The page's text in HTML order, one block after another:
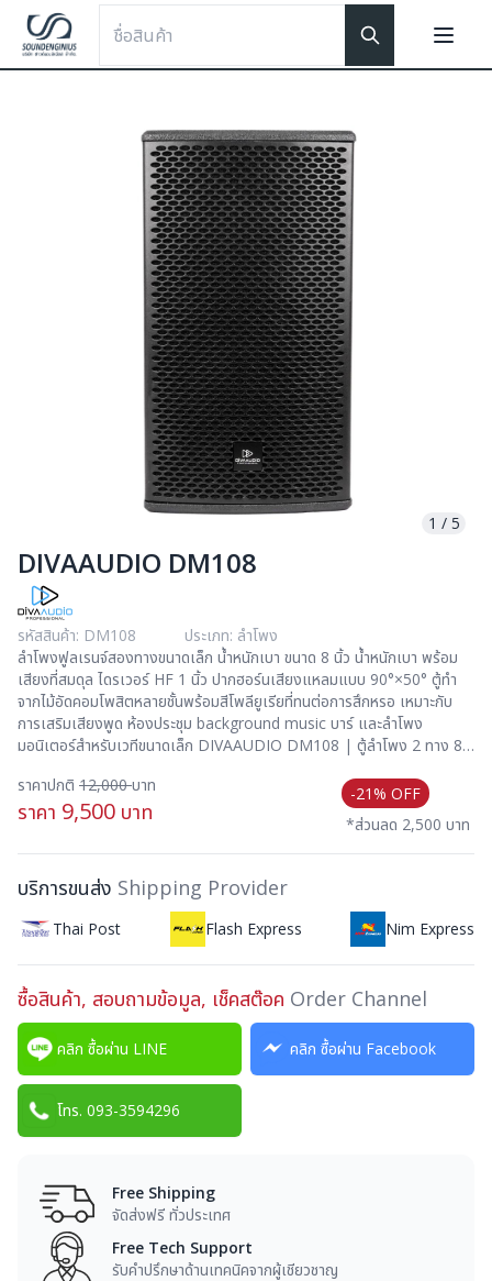
1 / 5
DIVAAUDIO DM108
รหัสสินค้า: DM108
ประเภท: ลำโพง
ลำโพงฟูลเรนจ์สองทางขนาดเล็ก น้ำหนักเบา ขนาด 8 นิ้ว น้ำหนักเบา พร้อม
เสียงที่สมดุล ไดรเวอร์ HF 1 นิ้ว ปากฮอร์นเสียงแหลมแบบ 90°×50° ตู้ทำ
จากไม้อัดคอมโพสิตหลายชั้นพร้อมสีโพลียูเรียที่ทนต่อการสึกหรอ เหมาะกับ
การเสริมเสียงพูด ห้องประชุม background music บาร์ และลำโพง
มอนิเตอร์สำหรับเวทีขนาดเล็ก DIVAAUDIO DM108 | ตู้ลำโพง 2 ทาง 8
ราคาปกติ 12,000บาท
ราคา 9,500 บาท
-21% OFF
*ส่วนลด 2,500 บาท
บริการขนส่ง Shipping Provider
Thai Post Flash Express Nim Express
ซื้อสินค้า, สอบถามข้อมูล, เช็คสต๊อค Order Channel
คลิก ซื้อผ่าน LINE คลิก ซื้อผ่าน Facebook
โทร. 093-3594296
Free Shipping
จัดส่งฟรี ทั่วประเทศ
Free Tech Support
รับคำปรึกษาด้านเทคนิคจากผู้เชียวชาญ